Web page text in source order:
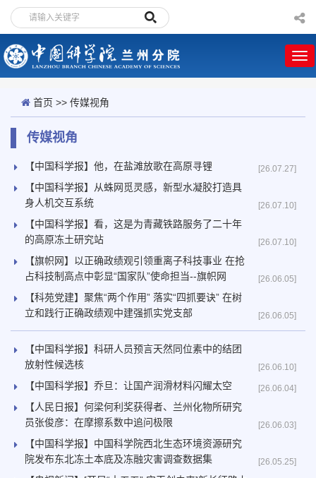
首页 >> 传媒视角
传媒视角
[26.07.27]
【中国科学报】他，在盐滩放歌在高原寻锂
[26.07.10]
【中国科学报】从蛛网觅灵感，新型水凝胶打造具
身人机交互系统
[26.07.10]
【中国科学报】看，这是为青藏铁路服务了二十年
的高原冻土研究站
[26.06.05]
【旗帜网】以正确政绩观引领重离子科技事业 在抢
占科技制高点中彰显“国家队”使命担当--旗帜网
[26.06.05]
【科苑党建】聚焦“两个作用” 落实“四抓要诀” 在树
立和践行正确政绩观中建强抓实党支部
[26.06.10]
【中国科学报】科研人员预言天然同位素中的结团
放射性候选核
[26.06.04]
【中国科学报】乔旦：让国产润滑材料闪耀太空
[26.06.03]
【人民日报】何梁何利奖获得者、兰州化物所研究
员张俊彦：在摩擦系数中追问极限
[26.05.25]
【中国科学报】中国科学院西北生态环境资源研究
院发布东北冻土本底及冻融灾害调查数据集